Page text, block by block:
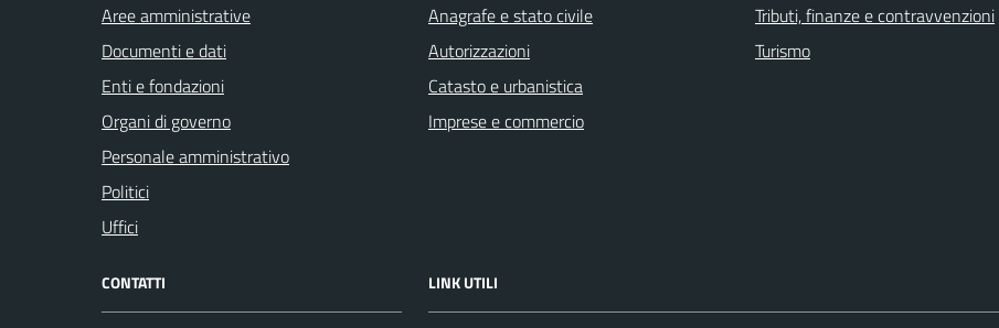
Aree amministrative
Documenti e dati
Enti e fondazioni
Organi di governo
Personale amministrativo
Politici
Uffici
Anagrafe e stato civile
Autorizzazioni
Catasto e urbanistica
Imprese e commercio
Tributi, finanze e contravvenzioni
Turismo
CONTATTI LINK UTILI